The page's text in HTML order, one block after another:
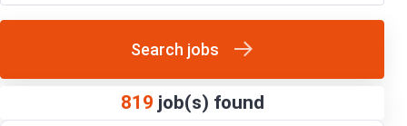
Search jobs
819 job(s) found